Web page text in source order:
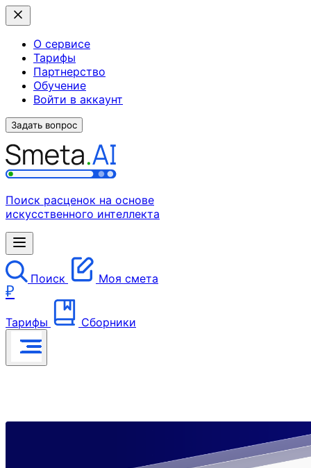
О сервисе
Тарифы
Партнерство
Обучение
Войти в аккаунт
Задать вопрос
Поиск расценок на основе
искусственного интеллекта
Поиск Моя смета
₽
Тарифы Сборники